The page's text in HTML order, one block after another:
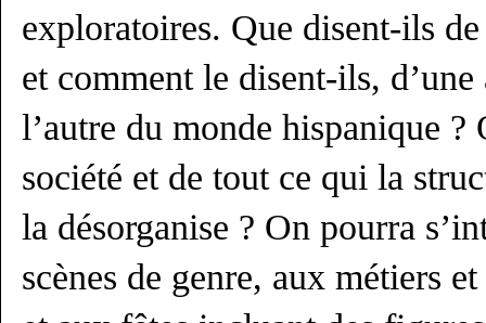
exploratoires. Que disent-ils
et comment le disent-ils,
l’autre du monde hispanique ?
société et de tout ce qui la
la désorganise ? On pourra
scènes de genre, aux métiers